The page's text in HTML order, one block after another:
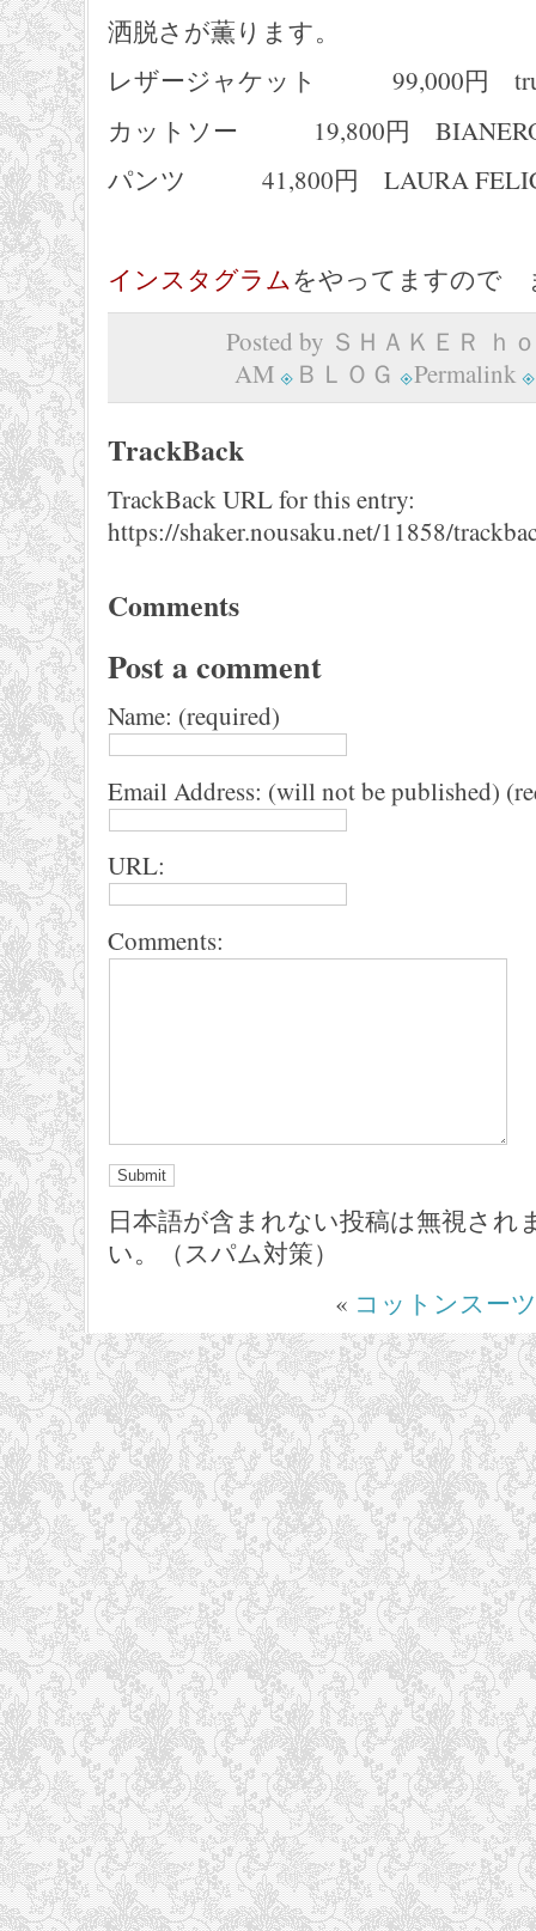
洒脱さが薫ります。
レザージャケット 99,000円
カットソー 19,800円
パンツ 41,800円 LAURA
インスタグラムをやってますので
Posted by ＳＨＡＫＥＲ ｈ
AM
ＢＬＯＧ Permalink
TrackBack
TrackBack URL for this entry:
https://shaker.nousaku.net/11858/
Comments
Post a comment
Name: (required)
Email Address: (will not be published)
URL:
Comments:
日本語が含まれない投稿は無視され
い。（スパム対策）
« コットンスーツ